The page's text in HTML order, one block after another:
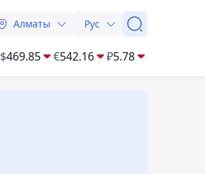
Алматы Рус
$469.85 €542.16 ₽5.78